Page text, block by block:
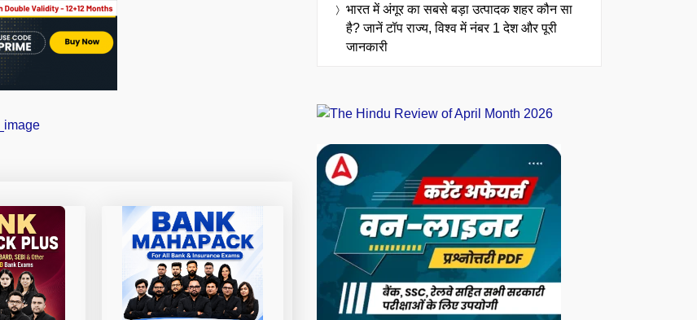
भारत में अंगूर का सबसे बड़ा उत्पादक शहर कौन सा
है? जानें टॉप राज्य, विश्व में नंबर 1 देश और पूरी
जानकारी